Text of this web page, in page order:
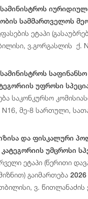
სამმართველოს
ეტაპი
ვ.გორგასლის
უფროსი
საკონკურსო
მე-8 სართული,
და ფისკალური
უმცროსი
ეტაპი (წერითი
გაიმართება
ვ.